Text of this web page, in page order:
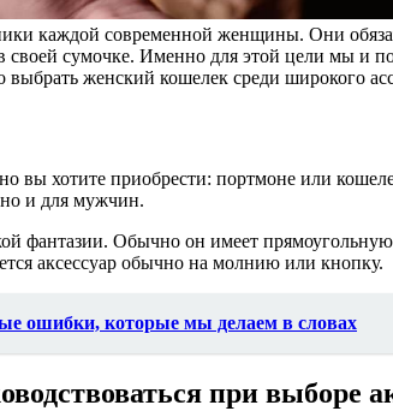
каждой современной женщины. Они
сумочке. Именно для этой цели мы и
выбрать женский кошелек среди широкого
вы хотите приобрести: портмоне или
и для мужчин.
фантазии. Обычно он имеет
аксессуар обычно на молнию или кнопку.
ошибки, которые мы делаем в словах
при выборе